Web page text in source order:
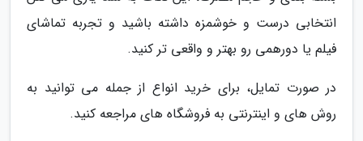
انتخابی درست و خوشمزه داشته باشید و تجربه تماشای
فیلم یا دورهمی رو بهتر و واقعی تر کنید.
در صورت تمایل، برای خرید انواع از جمله می توانید به
روش های و اینترنتی به فروشگاه های مراجعه کنید.